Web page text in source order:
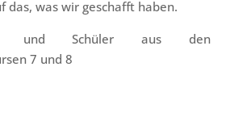
das, was wir geschafft haben.
und Schüler aus den
7 und 8